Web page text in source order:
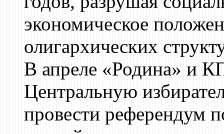
экономическое
олигархических
В апреле «Родина» и
Центральную
провести референдум